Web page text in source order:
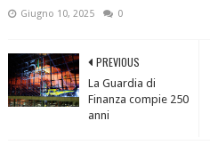
Giugno 10, 2025 0
PREVIOUS
La Guardia di
Finanza compie 250
anni